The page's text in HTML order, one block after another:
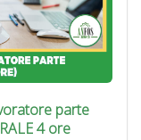
parte
4 ore